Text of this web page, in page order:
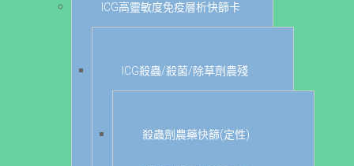
ICG高靈敏度免疫層析快篩卡
ICG殺蟲/殺菌/除草劑農殘
殺蟲劑農藥快篩(定性)